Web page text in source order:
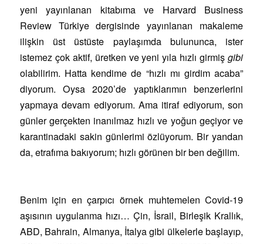
yeni yayınlanan kitabıma ve Harvard Business
Review Türkiye dergisinde yayınlanan makaleme
ilişkin üst üstüste paylaşımda bulununca, ister
istemez çok aktif, üretken ve yeni yıla hızlı girmişgibi
olabilirim. Hatta kendime de “hızlı mı girdim acaba”
diyorum. Oysa 2020’de yaptıklarımın benzerlerini
yapmaya devam ediyorum. Ama itiraf ediyorum, son
günler gerçekten inanılmaz hızlı ve yoğun geçiyor ve
karantinadaki sakin günlerimi özlüyorum. Bir yandan
da, etrafıma bakıyorum; hızlı görünen bir ben değilim.
Benim için en çarpıcı örnek muhtemelen Covid-19
aşısının uygulanma hızı… Çin, İsrail, Birleşik Krallık,
ABD, Bahrain, Almanya, İtalya gibi ülkelerle başlayıp,